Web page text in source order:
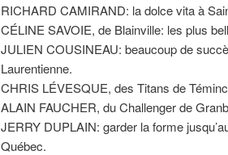
RICHARD CAMIRAND: la dolce vita à
CÉLINE SAVOIE, de Blainville: les plus
JULIEN COUSINEAU: beaucoup de
Laurentienne.
CHRIS LÉVESQUE, des Titans de
ALAIN FAUCHER, du Challenger de
JERRY DUPLAIN: garder la forme
Québec.